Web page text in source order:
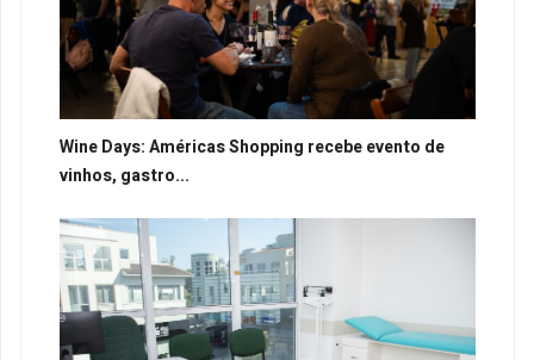
Wine Days: Américas Shopping recebe evento de
vinhos, gastro...